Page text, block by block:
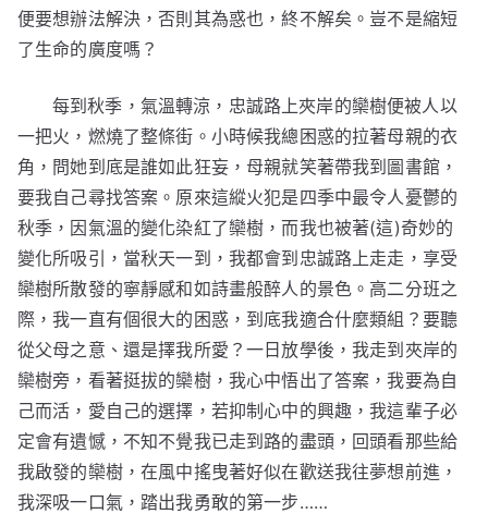
便要想辦法解決，否則其為惑也，終不解矣。豈不是縮短
了生命的廣度嗎？
每到秋季，氣溫轉涼，忠誠路上夾岸的欒樹便被人以
一把火，燃燒了整條街。小時候我總困惑的拉著母親的衣
角，問她到底是誰如此狂妄，母親就笑著帶我到圖書館，
要我自己尋找答案。原來這縱火犯是四季中最令人憂鬱的
秋季，因氣溫的變化染紅了欒樹，而我也被著(這)奇妙的
變化所吸引，當秋天一到，我都會到忠誠路上走走，享受
欒樹所散發的寧靜感和如詩畫般醉人的景色。高二分班之
際，我一直有個很大的困惑，到底我適合什麼類組？要聽
從父母之意、還是擇我所愛？一日放學後，我走到夾岸的
欒樹旁，看著挺拔的欒樹，我心中悟出了答案，我要為自
己而活，愛自己的選擇，若抑制心中的興趣，我這輩子必
定會有遺憾，不知不覺我已走到路的盡頭，回頭看那些給
我啟發的欒樹，在風中搖曳著好似在歡送我往夢想前進，
我深吸一口氣，踏出我勇敢的第一步……